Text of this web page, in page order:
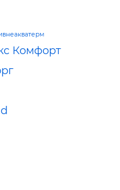
Комфорт